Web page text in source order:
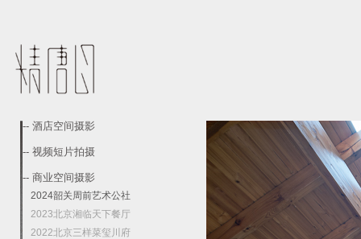
-- 酒店空间摄影
-- 视频短片拍摄
-- 商业空间摄影
2024韶关周前艺术公社
2023北京湘临天下餐厅
2022北京三样菜玺川府